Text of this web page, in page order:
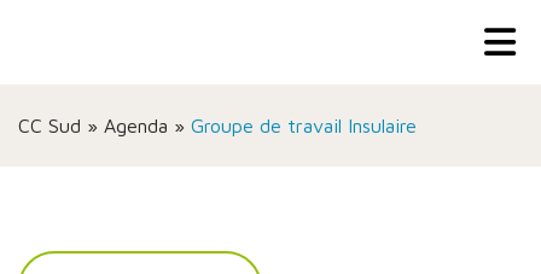
CC Sud » Agenda » Groupe de travail Insulaire